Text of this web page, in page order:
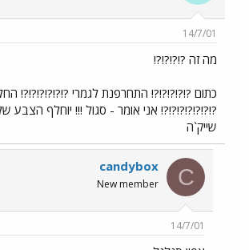
14/7/01
מה זה ?!?!?!?!
כתום ?!?!?!?!?! התחרפנת לגמרי ?!?!?!?!?!?!
?!?!?!?!?!?!?! אני אומר - סגול !!! יוחלף הצבע
שייק`ה
C
candybox
New member
14/7/01